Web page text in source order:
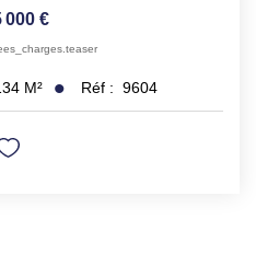
000 €
M² Réf : 9604